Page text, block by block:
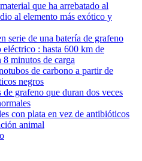
que ha arrebatado al
al elemento más exótico y
serie de una batería de grafeno
eléctrico : hasta 600 km de
8 minutos de carga
de carbono a partir de
negros
de grafeno que duran dos veces
con plata en vez de antibióticos
animal